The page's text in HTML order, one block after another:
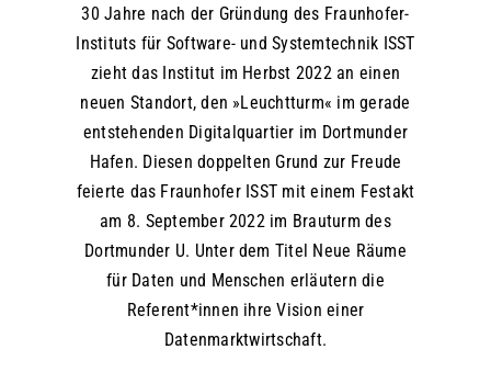
30 Jahre nach der Gründung des Fraunhofer-
Instituts für Software- und Systemtechnik ISST
zieht das Institut im Herbst 2022 an einen
neuen Standort, den »Leuchtturm« im gerade
entstehenden Digitalquartier im Dortmunder
Hafen. Diesen doppelten Grund zur Freude
feierte das Fraunhofer ISST mit einem Festakt
am 8. September 2022 im Brauturm des
Dortmunder U. Unter dem Titel Neue Räume
für Daten und Menschen erläutern die
Referent*innen ihre Vision einer
Datenmarktwirtschaft.